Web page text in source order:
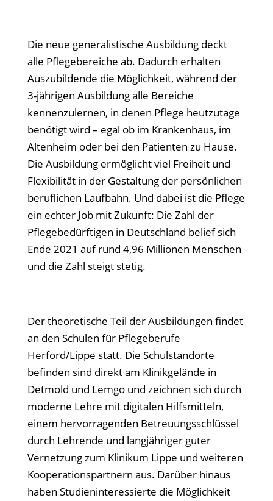
Die neue generalistische Ausbildung deckt
alle Pflegebereiche ab. Dadurch erhalten
Auszubildende die Möglichkeit, während der
3-jährigen Ausbildung alle Bereiche
kennenzulernen, in denen Pflege heutzutage
benötigt wird – egal ob im Krankenhaus, im
Altenheim oder bei den Patienten zu Hause.
Die Ausbildung ermöglicht viel Freiheit und
Flexibilität in der Gestaltung der persönlichen
beruflichen Laufbahn. Und dabei ist die Pflege
ein echter Job mit Zukunft: Die Zahl der
Pflegebedürftigen in Deutschland belief sich
Ende 2021 auf rund 4,96 Millionen Menschen
und die Zahl steigt stetig.
Der theoretische Teil der Ausbildungen findet
an den Schulen für Pflegeberufe
Herford/Lippe statt. Die Schulstandorte
befinden sind direkt am Klinikgelände in
Detmold und Lemgo und zeichnen sich durch
moderne Lehre mit digitalen Hilfsmitteln,
einem hervorragenden Betreuungsschlüssel
durch Lehrende und langjähriger guter
Vernetzung zum Klinikum Lippe und weiteren
Kooperationspartnern aus. Darüber hinaus
haben Studieninteressierte die Möglichkeit